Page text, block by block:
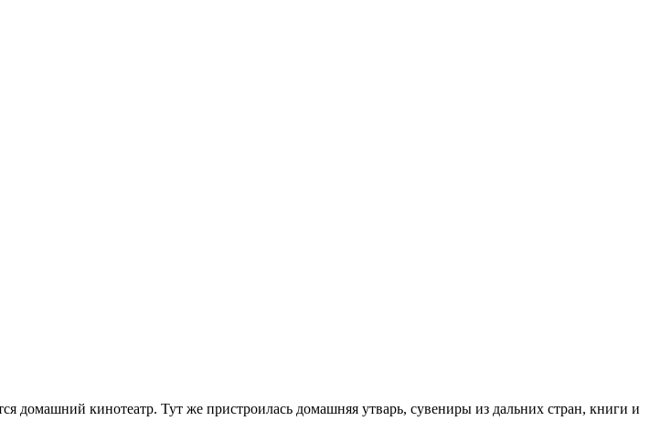
кинотеатр. Тут же пристроилась домашняя утварь, сувениры из дальних стран, книги и